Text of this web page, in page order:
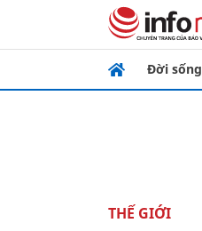
Đời sống
THẾ GIỚI